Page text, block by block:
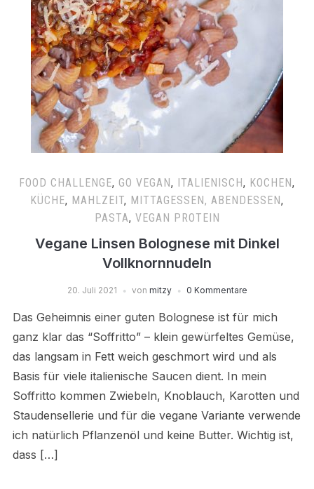
FOOD CHALLENGE, GO VEGAN, ITALIENISCH, KOCHEN,
KÜCHE, MAHLZEIT, MITTAGESSEN, ABENDESSEN,
PASTA, VEGAN PROTEIN
Vegane Linsen Bolognese mit Dinkel
Vollknornnudeln
20. Juli 2021 von mitzy 0 Kommentare
Das Geheimnis einer guten Bolognese ist für mich
ganz klar das “Soffritto” – klein gewürfeltes Gemüse,
das langsam in Fett weich geschmort wird und als
Basis für viele italienische Saucen dient. In mein
Soffritto kommen Zwiebeln, Knoblauch, Karotten und
Staudensellerie und für die vegane Variante verwende
ich natürlich Pflanzenöl und keine Butter. Wichtig ist,
dass […]